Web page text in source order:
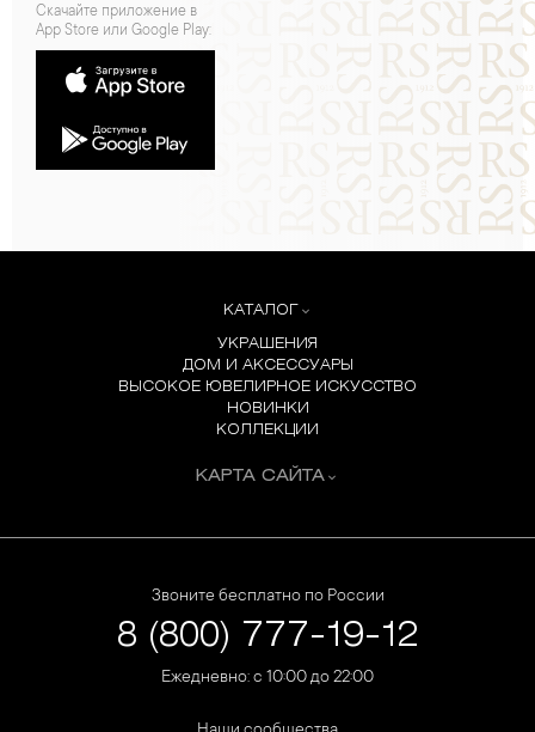
Скачайте приложение в
App Store или Google Play:
КАТАЛОГ
УКРАШЕНИЯ
ДОМ И АКСЕССУАРЫ
ВЫСОКОЕ ЮВЕЛИРНОЕ ИСКУССТВО
НОВИНКИ
КОЛЛЕКЦИИ
КАРТА САЙТА
Звоните бесплатно по России
8 (800) 777-19-12
Ежедневно: с 10:00 до 22:00